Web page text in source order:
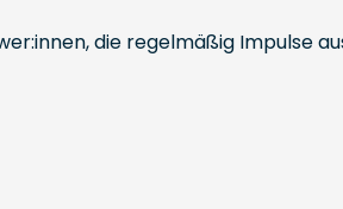
die regelmäßig Impulse